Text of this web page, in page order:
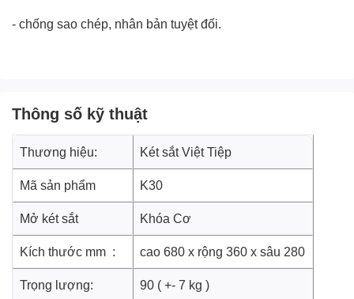
- chống sao chép, nhân bản tuyệt đối.
Thông số kỹ thuật
Thương hiệu: Két sắt Việt Tiệp
Mã sản phẩm K30
Mở két sắt Khóa Cơ
Kích thước mm : cao 680 x rộng 360 x sâu 280
Trọng lượng: 90 ( +- 7 kg )